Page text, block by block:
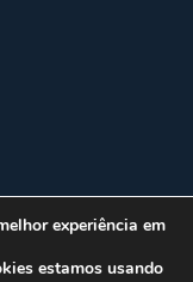
Andar Edifício:
experiência em
estamos usando